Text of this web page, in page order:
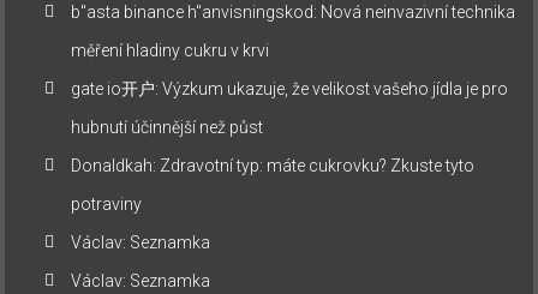
b"asta binance h"anvisningskod: Nová neinvazivní technika
měření hladiny cukru v krvi
gate io开户:Výzkum ukazuje, že velikost vašeho jídla je pro
hubnutí účinnější než půst
Donaldkah: Zdravotní typ: máte cukrovku? Zkuste tyto
potraviny
Václav: Seznamka
Václav: Seznamka